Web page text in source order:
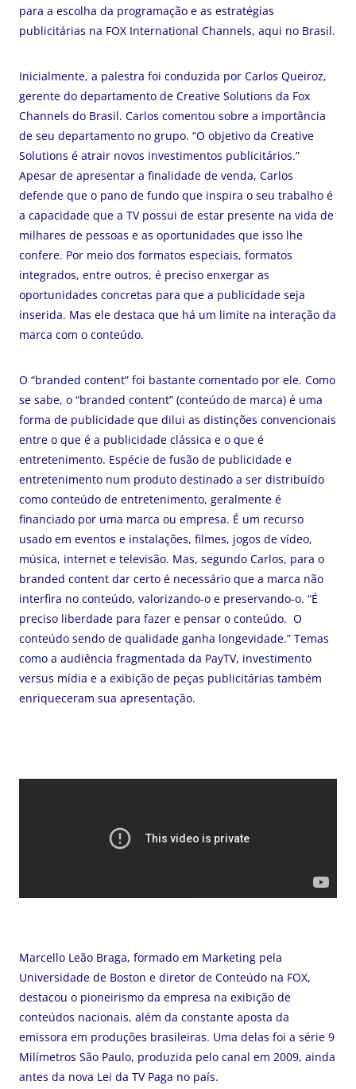
para a escolha da programação e as estratégias
publicitárias na FOX International Channels, aqui no Brasil.
Inicialmente, a palestra foi conduzida por Carlos Queiroz,
gerente do departamento de Creative Solutions da Fox
Channels do Brasil. Carlos comentou sobre a importância
de seu departamento no grupo. “O objetivo da Creative
Solutions é atrair novos investimentos publicitários.”
Apesar de apresentar a finalidade de venda, Carlos
defende que o pano de fundo que inspira o seu trabalho é
a capacidade que a TV possui de estar presente na vida de
milhares de pessoas e as oportunidades que isso lhe
confere. Por meio dos formatos especiais, formatos
integrados, entre outros, é preciso enxergar as
oportunidades concretas para que a publicidade seja
inserida. Mas ele destaca que há um limite na interação da
marca com o conteúdo.
O “branded content” foi bastante comentado por ele. Como
se sabe, o “branded content” (conteúdo de marca) é uma
forma de publicidade que dilui as distinções convencionais
entre o que é a publicidade clássica e o que é
entretenimento. Espécie de fusão de publicidade e
entretenimento num produto destinado a ser distribuído
como conteúdo de entretenimento, geralmente é
financiado por uma marca ou empresa. É um recurso
usado em eventos e instalações, filmes, jogos de vídeo,
música, internet e televisão. Mas, segundo Carlos, para o
branded content dar certo é necessário que a marca não
interfira no conteúdo, valorizando-o e preservando-o. “É
preciso liberdade para fazer e pensar o conteúdo. O
conteúdo sendo de qualidade ganha longevidade.” Temas
como a audiência fragmentada da PayTV, investimento
versus mídia e a exibição de peças publicitárias também
enriqueceram sua apresentação.
Marcello Leão Braga, formado em Marketing pela
Universidade de Boston e diretor de Conteúdo na FOX,
destacou o pioneirismo da empresa na exibição de
conteúdos nacionais, além da constante aposta da
emissora em produções brasileiras. Uma delas foi a série 9
Milímetros São Paulo, produzida pelo canal em 2009, ainda
antes da nova Lei da TV Paga no país.